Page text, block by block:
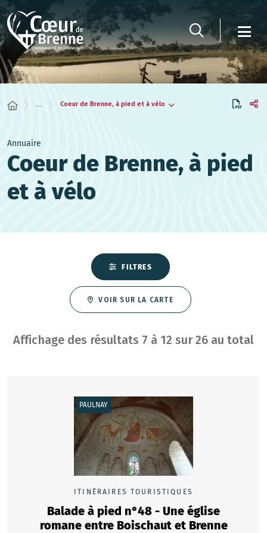
Panneau de gestion des cookies
... Coeur de Brenne, à pied et à vélo
Annuaire
Coeur de Brenne, à pied
et à vélo
FILTRES
VOIR SUR LA CARTE
Affichage des résultats 7 à 12 sur26 au total
PAULNAY
ITINÉRAIRES TOURISTIQUES
Balade à pied n°48 - Une église
romane entre Boischaut et Brenne